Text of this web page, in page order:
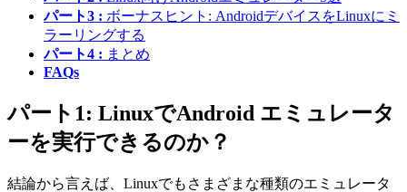
パート3 : ボーナスヒント: AndroidデバイスをLinuxにミ
ラーリングする
パート4 : まとめ
FAQs
パート1: LinuxでAndroid エミュレータ
ーを実行できるのか？
結論から言えば、Linuxでもさまざまな種類のエミュレータ